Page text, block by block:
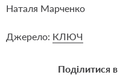
Наталя Марченко
Джерело: КЛЮЧ
Поділитися